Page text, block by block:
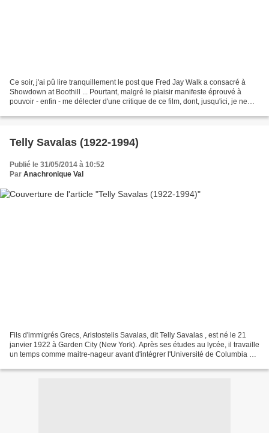
Ce soir, j'ai pû lire tranquillement le post que Fred Jay Walk a consacré à
Showdown at Boothill ... Pourtant, malgré le plaisir manifeste éprouvé à
pouvoir - enfin - me délecter d'une critique de ce film, dont, jusqu'ici, je ne
Telly Savalas (1922-1994)
Publié le 31/05/2014 à 10:52
Par Anachronique Val
Fils d'immigrés Grecs, Aristostelis Savalas, dit Telly Savalas , est né le 21
janvier 1922 à Garden City (New York). Après ses études au lycée, il travaille
un temps comme maitre-nageur avant d'intégrer l'Université de Columbia où